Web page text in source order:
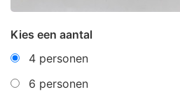
Kies een aantal
4 personen
6 personen